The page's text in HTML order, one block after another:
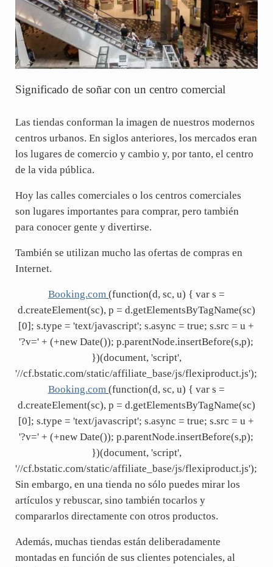
Significado de soñar con un centro comercial
Las tiendas conforman la imagen de nuestros modernos
centros urbanos. En siglos anteriores, los mercados eran
los lugares de comercio y cambio y, por tanto, el centro
de la vida pública.
Hoy las calles comerciales o los centros comerciales
son lugares importantes para comprar, pero también
para conocer gente y divertirse.
También se utilizan mucho las ofertas de compras en
Internet.
Booking.com (function(d, sc, u) { var s =
d.createElement(sc), p = d.getElementsByTagName(sc)
[0]; s.type = 'text/javascript'; s.async = true; s.src = u +
'?v=' + (+new Date()); p.parentNode.insertBefore(s,p);
})(document, 'script',
'//cf.bstatic.com/static/affiliate_base/js/flexiproduct.js');
Booking.com (function(d, sc, u) { var s =
d.createElement(sc), p = d.getElementsByTagName(sc)
[0]; s.type = 'text/javascript'; s.async = true; s.src = u +
'?v=' + (+new Date()); p.parentNode.insertBefore(s,p);
})(document, 'script',
'//cf.bstatic.com/static/affiliate_base/js/flexiproduct.js');
Sin embargo, en una tienda no sólo puedes mirar los
artículos y rebuscar, sino también tocarlos y
compararlos directamente con otros productos.
Además, muchas tiendas están deliberadamente
montadas en función de sus clientes potenciales, al